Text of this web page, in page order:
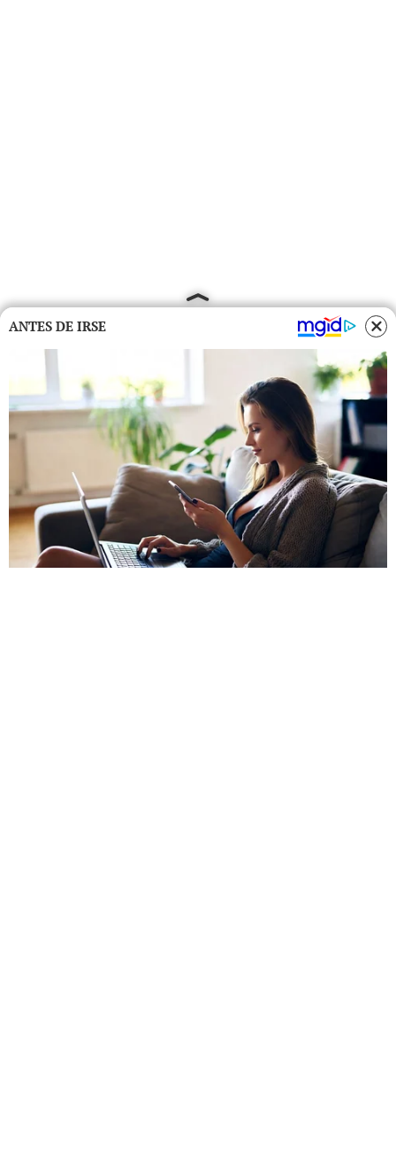
ANTES DE IRSE